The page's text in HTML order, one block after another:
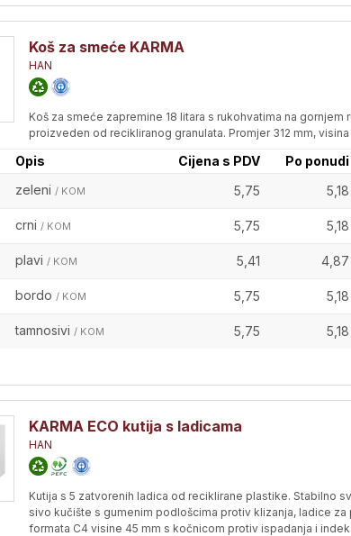
Koš za smeće KARMA
HAN
Koš za smeće zapremine 18 litara s rukohvatima na gornjem
proizveden od recikliranog granulata. Promjer 312 mm,
Opis Cijena s PDV
Po ponudi
zeleni / KOM 5,75 5,18
crni / KOM 5,75 5,18
plavi / KOM 5,41 4,87
bordo / KOM 5,75 5,18
tamnosivi / KOM 5,75 5,18
KARMA ECO kutija s ladicama
HAN
Kutija s 5 zatvorenih ladica od reciklirane plastike. Stabilno
sivo kučište s gumenim podlošcima protiv klizanja, ladice za
formata C4 visine 45 mm s kočnicom protiv ispadanja i